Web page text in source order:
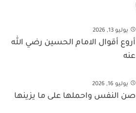
يوليو 13, 2026
أروع أقوال الامام الحسين رضي الله
عنه
يوليو 16, 2026
صن النفس واحملها على ما يزينها